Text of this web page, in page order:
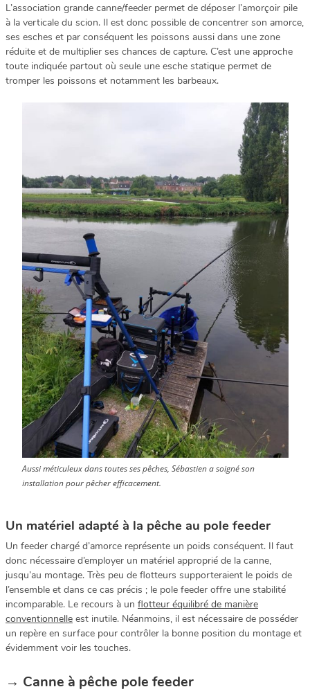
L’association grande canne/feeder permet de déposer l’amorçoir pile
à la verticale du scion. Il est donc possible de concentrer son amorce,
ses esches et par conséquent les poissons aussi dans une zone
réduite et de multiplier ses chances de capture. C’est une approche
toute indiquée partout où seule une esche statique permet de
tromper les poissons et notamment les barbeaux.
Aussi méticuleux dans toutes ses pêches, Sébastien a soigné son
installation pour pêcher efficacement.
Un matériel adapté à la pêche au pole feeder
Un feeder chargé d’amorce représente un poids conséquent. Il faut
donc nécessaire d’employer un matériel approprié de la canne,
jusqu’au montage. Très peu de flotteurs supporteraient le poids de
l’ensemble et dans ce cas précis ; le pole feeder offre une stabilité
incomparable. Le recours à un flotteur équilibré de manière
conventionnelle est inutile. Néanmoins, il est nécessaire de posséder
un repère en surface pour contrôler la bonne position du montage et
évidemment voir les touches.
→ Canne à pêche pole feeder